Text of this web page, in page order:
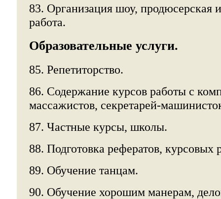
83. Организация шоу, продюсерская
работа.
Образовательные услуги.
85. Репетиторство.
86. Содержание курсов работы с
массажистов, секретарей-
87. Частные курсы, школы.
88. Подготовка рефератов, курсовых
89. Обучение танцам.
90. Обучение хорошим манерам,